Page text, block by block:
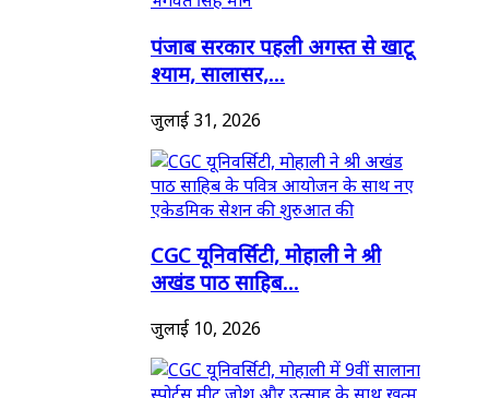
पंजाब सरकार पहली अगस्त से खाटू
श्याम, सालासर,...
जुलाई 31, 2026
CGC यूनिवर्सिटी, मोहाली ने श्री
अखंड पाठ साहिब...
जुलाई 10, 2026